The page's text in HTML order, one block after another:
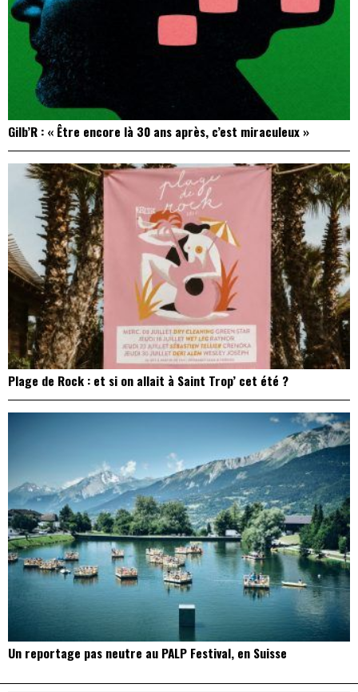
Gilb’R : « Être encore là 30 ans après, c’est miraculeux »
Plage de Rock : et si on allait à Saint Trop’ cet été ?
Un reportage pas neutre au PALP Festival, en Suisse